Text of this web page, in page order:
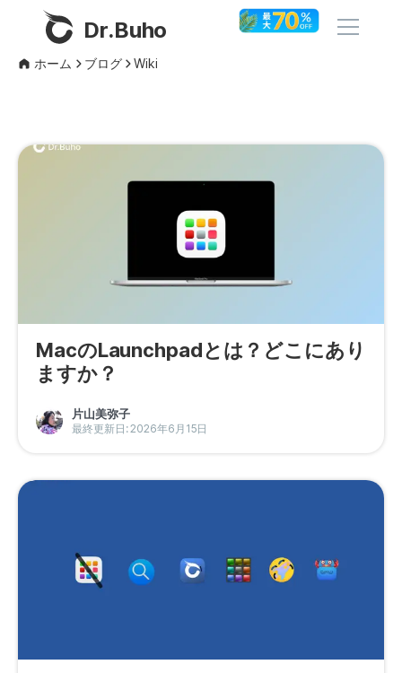
Dr.Buho
製品
BuhoCleaner
BuhoNTFS
BuhoLaunchpad
その他
Dr.Buhoについて
プライバシーポリシー
ホーム ブログ Wiki
MacのLaunchpadとは？どこにあり
ますか？
片山美弥子
最終更新日: 2026年6月15日